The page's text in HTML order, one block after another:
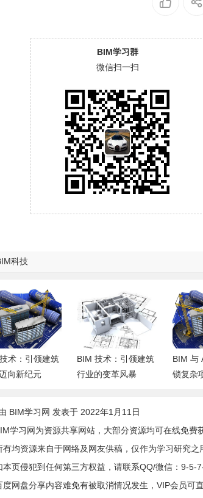
BIM学习群
微信扫一扫
科技
术：引领建筑
向新纪元
BIM 技术：引领建筑
行业的变革风暴
BIM 与
锁复杂
BIM学习网 发表于 2022年1月11日
学习网为资源共享网站，大部分资源均可在线免费
有均资源来自于网络及网友供稿，仅作为学习研究之
本页侵犯到任何第三方权益，请联系QQ/微信：9-5-
度网盘分享内容难免有被取消情况发生，VIP会员可